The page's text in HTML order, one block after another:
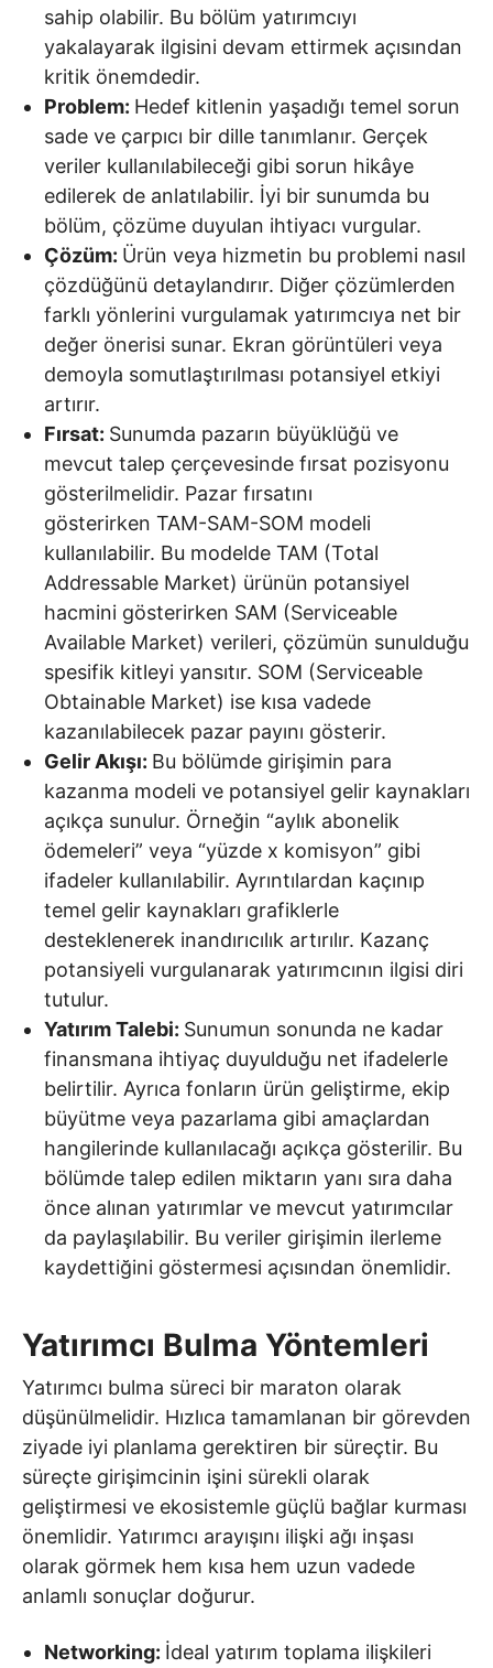
sahip olabilir. Bu bölüm yatırımcıyı
yakalayarak ilgisini devam ettirmek açısından
kritik önemdedir.
Problem: Hedef kitlenin yaşadığı temel sorun
sade ve çarpıcı bir dille tanımlanır. Gerçek
veriler kullanılabileceği gibi sorun hikâye
edilerek de anlatılabilir. İyi bir sunumda bu
bölüm, çözüme duyulan ihtiyacı vurgular.
Çözüm: Ürün veya hizmetin bu problemi nasıl
çözdüğünü detaylandırır. Diğer çözümlerden
farklı yönlerini vurgulamak yatırımcıya net bir
değer önerisi sunar. Ekran görüntüleri veya
demoyla somutlaştırılması potansiyel etkiyi
artırır.
Fırsat: Sunumda pazarın büyüklüğü ve
mevcut talep çerçevesinde fırsat pozisyonu
gösterilmelidir. Pazar fırsatını
gösterirken TAM-SAM-SOM modeli
kullanılabilir. Bu modelde TAM (Total
Addressable Market) ürünün potansiyel
hacmini gösterirken SAM (Serviceable
Available Market) verileri, çözümün sunulduğu
spesifik kitleyi yansıtır. SOM (Serviceable
Obtainable Market) ise kısa vadede
kazanılabilecek pazar payını gösterir.
Gelir Akışı: Bu bölümde girişimin para
kazanma modeli ve potansiyel gelir kaynakları
açıkça sunulur. Örneğin “aylık abonelik
ödemeleri” veya “yüzde x komisyon” gibi
ifadeler kullanılabilir. Ayrıntılardan kaçınıp
temel gelir kaynakları grafiklerle
desteklenerek inandırıcılık artırılır. Kazanç
potansiyeli vurgulanarak yatırımcının ilgisi diri
tutulur.
Yatırım Talebi: Sunumun sonunda ne kadar
finansmana ihtiyaç duyulduğu net ifadelerle
belirtilir. Ayrıca fonların ürün geliştirme, ekip
büyütme veya pazarlama gibi amaçlardan
hangilerinde kullanılacağı açıkça gösterilir. Bu
bölümde talep edilen miktarın yanı sıra daha
önce alınan yatırımlar ve mevcut yatırımcılar
da paylaşılabilir. Bu veriler girişimin ilerleme
kaydettiğini göstermesi açısından önemlidir.
Yatırımcı Bulma Yöntemleri
Yatırımcı bulma süreci bir maraton olarak
düşünülmelidir. Hızlıca tamamlanan bir görevden
ziyade iyi planlama gerektiren bir süreçtir. Bu
süreçte girişimcinin işini sürekli olarak
geliştirmesi ve ekosistemle güçlü bağlar kurması
önemlidir. Yatırımcı arayışını ilişki ağı inşası
olarak görmek hem kısa hem uzun vadede
anlamlı sonuçlar doğurur.
Networking: İdeal yatırım toplama ilişkileri